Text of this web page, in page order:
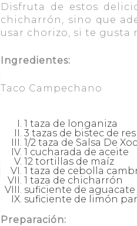
Disfruta de estos
chicharrón, sino que
usar chorizo, si te gusta
Ingredientes:
Taco Campechano
1 taza de longaniza
3 tazas de bistec de res
1/2 taza de Salsa De
1 cucharada de aceite
12 tortillas de maíz
1 taza de cebolla
1 taza de chicharrón
suficiente de
suficiente de limón
Preparación: